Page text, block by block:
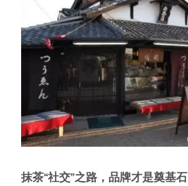
抹茶“社交”之路，品牌才是奠基石